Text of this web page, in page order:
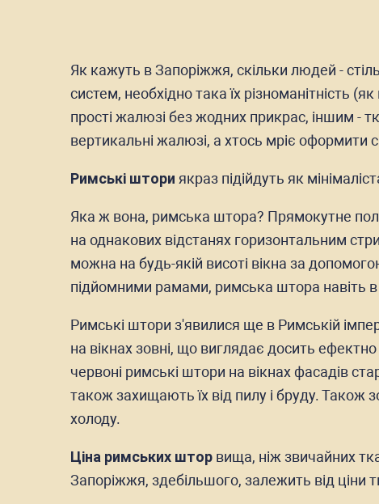
Як кажуть в Запоріжжя, скільки людей -
систем, необхідно така їх
прості жалюзі без жодних прикрас, іншим -
вертикальні жалюзі, а хтось мріє
Римські штори якраз підійдуть як
Яка ж вона, римська штора? Прямокутне
на однакових відстанях горизонтальним
можна на будь-якій висоті вікна за
підйомними рамами, римська штора навіть в
Римські штори з'явилися ще в Римській
на вікнах зовні, що виглядає досить
червоні римські штори на вікнах фасадів
також захищають їх від пилу і бруду. Також
холоду.
Ціна римських штор вища, ніж звичайних
Запоріжжя, здебільшого, залежить від ціни